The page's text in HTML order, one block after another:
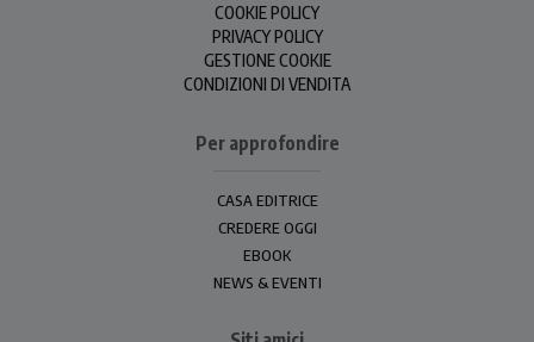
COOKIE POLICY
PRIVACY POLICY
GESTIONE COOKIE
CONDIZIONI DI VENDITA
Per approfondire
CASA EDITRICE
CREDERE OGGI
EBOOK
NEWS & EVENTI